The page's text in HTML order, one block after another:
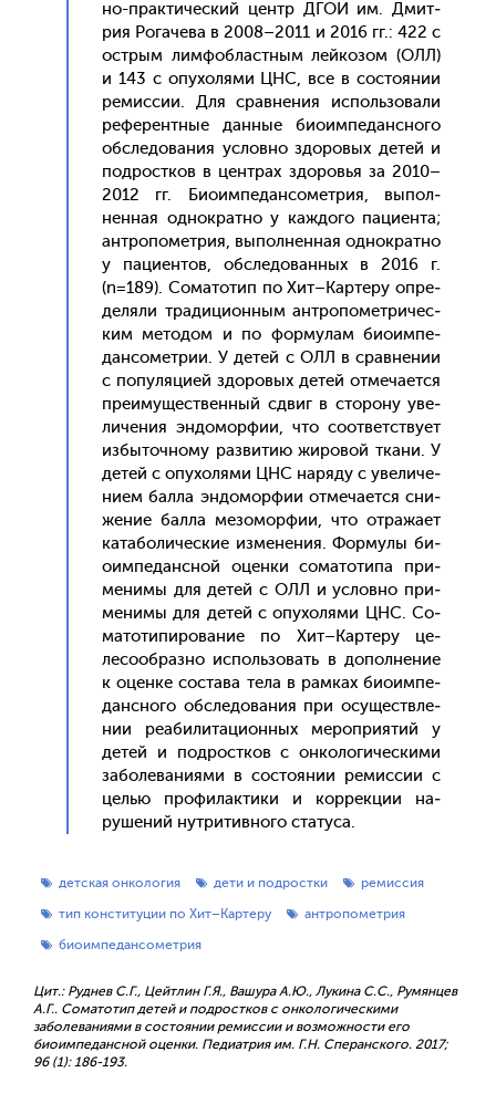
но-прак­ти­чес­кий центр ДГОИ им. Дмит­
рия Ро­гаче­ва в 2008–2011 и 2016 гг.: 422 с
ос­трым лим­фоблас­тным лей­ко­зом (ОЛЛ)
и 143 с опу­холя­ми ЦНС, все в сос­то­янии
ре­мис­сии. Для срав­не­ния ис­поль­зо­вали
ре­ферен­тные дан­ные би­оим­пе­дан­сно­го
об­сле­дова­ния ус­ловно здо­ровых де­тей и
под­рос­тков в цен­трах здо­ровья за 2010–
2012 гг. Би­оим­пе­дан­со­мет­рия, вы­пол­
ненная од­нократ­но у каж­до­го па­ци­ен­та;
ан­тро­помет­рия, вы­пол­ненная од­нократ­но
у па­ци­ен­тов, об­сле­дован­ных в 2016 г.
(n=189). Со­мато­тип по Хит–Кар­те­ру оп­ре­
деля­ли тра­дици­он­ным ан­тро­помет­ри­чес­
ким ме­тодом и по фор­му­лам би­оим­пе­
дан­со­мет­рии. У де­тей с ОЛЛ в срав­не­нии
с по­пуля­ци­ей здо­ровых де­тей от­ме­ча­ет­ся
пре­иму­щес­твен­ный сдвиг в сто­рону уве­
личе­ния эн­до­мор­фии, что со­от­ветс­тву­ет
из­бы­точ­но­му раз­ви­тию жи­ровой тка­ни. У
де­тей c опу­холя­ми ЦНС на­ряду с уве­личе­
ни­ем бал­ла эн­до­мор­фии от­ме­ча­ет­ся сни­
жение бал­ла ме­зомор­фии, что от­ра­жа­ет
ка­табо­личес­кие из­ме­нения. Фор­му­лы би­
оим­пе­дан­сной оцен­ки со­мато­типа при­
мени­мы для де­тей с ОЛЛ и ус­ловно при­
мени­мы для де­тей с опу­холя­ми ЦНС. Со­
мато­типи­рова­ние по Хит–Кар­те­ру це­
лесо­об­разно ис­поль­зо­вать в до­пол­не­ние
к оцен­ке сос­та­ва те­ла в рам­ках би­оим­пе­
дан­сно­го об­сле­дова­ния при осу­щест­вле­
нии ре­аби­лита­ци­он­ных ме­роп­ри­ятий у
де­тей и под­рос­тков с он­ко­логи­чес­ки­ми
за­боле­вани­ями в сос­то­янии ре­мис­сии с
целью про­филак­ти­ки и кор­рекции на­
руше­ний нут­ри­тив­но­го ста­туса.
детская онкология дети и подростки
ремиссия
тип конституции по Хит–Картеру
антропометрия
биоимпедансометрия
Цит.: Руднев С.Г., Цейтлин Г.Я., Вашура А.Ю., Лукина С.С., Румянцев
А.Г.. Соматотип детей и подростков с онкологическими
заболеваниями в состоянии ремиссии и возможности его
биоимпедансной оценки. Педиатрия им. Г.Н. Сперанского. 2017;
96 (1): 186-193.